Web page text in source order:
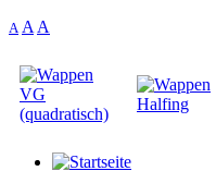
A A A